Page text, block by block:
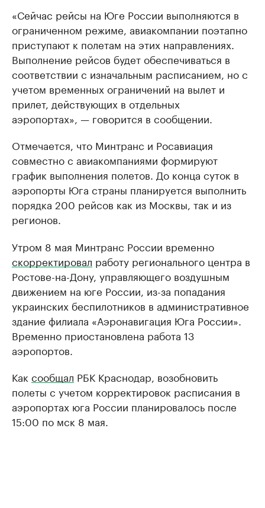
«Сейчас рейсы на Юге России выполняются в
ограниченном режиме, авиакомпании поэтапно
приступают к полетам на этих направлениях.
Выполнение рейсов будет обеспечиваться в
соответствии с изначальным расписанием, но с
учетом временных ограничений на вылет и
прилет, действующих в отдельных
аэропортах», — говорится в сообщении.
Отмечается, что Минтранс и Росавиация
совместно с авиакомпаниями формируют
график выполнения полетов. До конца суток в
аэропорты Юга страны планируется выполнить
порядка 200 рейсов как из Москвы, так и из
регионов.
Утром 8 мая Минтранс России временно
скорректировал работу регионального центра в
Ростове-на-Дону, управляющего воздушным
движением на юге России, из-за попадания
украинских беспилотников в административное
здание филиала «Аэронавигация Юга России».
Временно приостановлена работа 13
аэропортов.
Как сообщал РБК Краснодар, возобновить
полеты с учетом корректировок расписания в
аэропортах юга России планировалось после
15:00 по мск 8 мая.